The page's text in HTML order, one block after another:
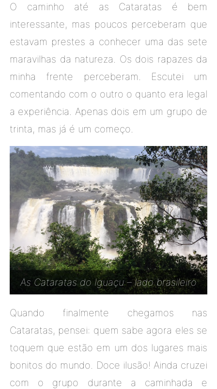
O caminho até as Cataratas é bem
interessante, mas poucos perceberam que
estavam prestes a conhecer uma das sete
maravilhas da natureza. Os dois rapazes da
minha frente perceberam. Escutei um
comentando com o outro o quanto era legal
a experiência. Apenas dois em um grupo de
trinta, mas já é um começo.
As Cataratas do Iguaçu – lado brasileiro
Quando finalmente chegamos nas
Cataratas, pensei: quem sabe agora eles se
toquem que estão em um dos lugares mais
bonitos do mundo. Doce ilusão! Ainda cruzei
com o grupo durante a caminhada e